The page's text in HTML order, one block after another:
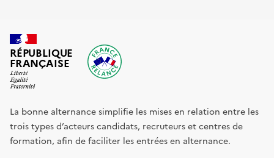
RÉPUBLIQUE
FRANÇAISE
La bonne alternance simplifie les mises en relation entre les
trois types d’acteurs candidats, recruteurs et centres de
formation, afin de faciliter les entrées en alternance.